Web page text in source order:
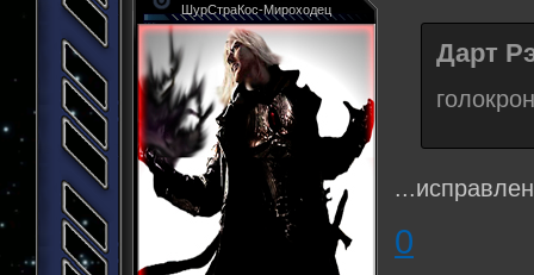
ШурСтраКос-Мироходец
Дарт
0